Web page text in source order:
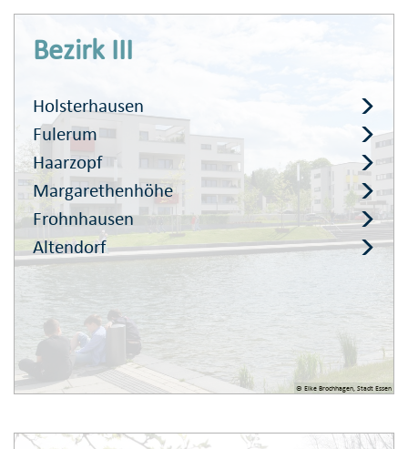
© Elke Brochhagen, Stadt Essen
Bezirk III
Holsterhausen
Fulerum
Haarzopf
Margarethenhöhe
Frohnhausen
Altendorf